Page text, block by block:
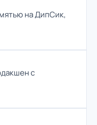
на ДипСик,
с